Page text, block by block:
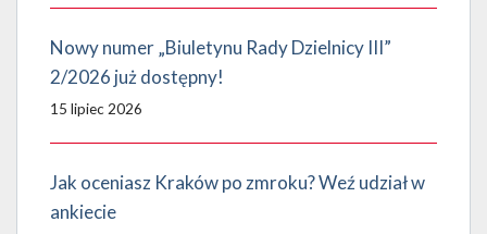
Nowy numer „Biuletynu Rady Dzielnicy III”
2/2026 już dostępny!
15 lipiec 2026
Jak oceniasz Kraków po zmroku? Weź udział w
ankiecie